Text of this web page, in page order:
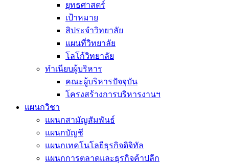
ยุทธศาสตร์
เป้าหมาย
สิประจำวิทยาลัย
แผนที่วิทยาลัย
โลโก้วิทยาลัย
ทำเนียบผู้บริหาร
คณะผู้บริหารปัจจุบัน
โครงสร้างการบริหารงานฯ
แผนกวิชา
แผนกสามัญสัมพันธ์
แผนกบัญชี
แผนกเทคโนโลยีธุรกิจดิจิทัล
แผนกการตลาดและธุรกิจค้าปลีก